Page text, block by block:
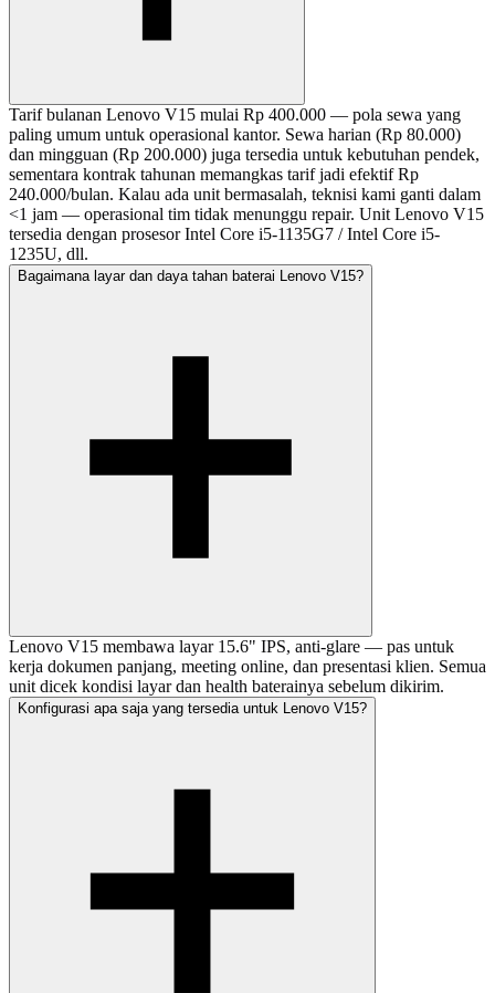
Tarif bulanan Lenovo V15 mulai Rp 400.000 — pola sewa yang
paling umum untuk operasional kantor. Sewa harian (Rp 80.000)
dan mingguan (Rp 200.000) juga tersedia untuk kebutuhan pendek,
sementara kontrak tahunan memangkas tarif jadi efektif Rp
240.000/bulan. Kalau ada unit bermasalah, teknisi kami ganti dalam
<1 jam — operasional tim tidak menunggu repair. Unit Lenovo V15
tersedia dengan prosesor Intel Core i5-1135G7 / Intel Core i5-
1235U, dll.
Bagaimana layar dan daya tahan baterai Lenovo V15?
Lenovo V15 membawa layar 15.6" IPS, anti-glare — pas untuk
kerja dokumen panjang, meeting online, dan presentasi klien. Semua
unit dicek kondisi layar dan health baterainya sebelum dikirim.
Konfigurasi apa saja yang tersedia untuk Lenovo V15?